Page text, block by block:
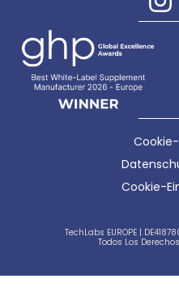
Cookie-
TechLabs EUROPE |
Todos Los